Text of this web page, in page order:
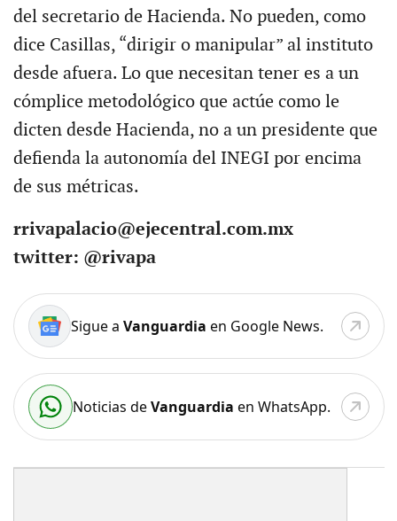
del secretario de Hacienda. No pueden, como
dice Casillas, “dirigir o manipular” al instituto
desde afuera. Lo que necesitan tener es a un
cómplice metodológico que actúe como le
dicten desde Hacienda, no a un presidente que
defienda la autonomía del INEGI por encima
de sus métricas.
rrivapalacio@ejecentral.com.mx
twitter: @rivapa
Sigue a Vanguardia en Google News.
Noticias deVanguardia en WhatsApp.